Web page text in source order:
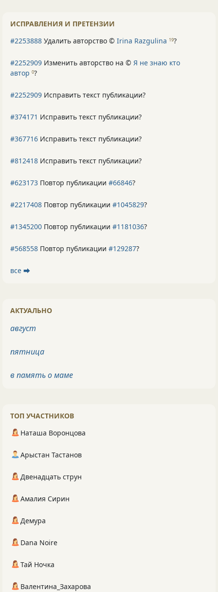
ИСПРАВЛЕНИЯ И ПРЕТЕНЗИИ
#2253888 Удалить авторство © Irina Razgulina 19?
#2252909 Изменить авторство на © Я не знаю кто
автор 0?
#2252909 Исправить текст публикации?
#374171 Исправить текст публикации?
#367716 Исправить текст публикации?
#812418 Исправить текст публикации?
#623173 Повтор публикации #66846?
#2217408 Повтор публикации #1045829?
#1345200 Повтор публикации #1181036?
#568558 Повтор публикации #129287?
все ⮕
АКТУАЛЬНО
август
пятница
в память о маме
ТОП УЧАСТНИКОВ
Наташа Воронцова
Арыстан Тастанов
Двенадцать струн
Амалия Сирин
Демура
Dana Noire
Тай Ночка
Валентина_Захарова